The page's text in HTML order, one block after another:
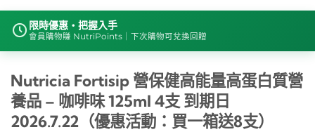
限時優惠・把握入手
會員購物賺 NutriPoints｜下次購物可兌換回贈
Nutricia Fortisip 營保健高能量高蛋白質營
養品 – 咖啡味 125ml 4支 到期日
2026.7.22（優惠活動：買一箱送8支）